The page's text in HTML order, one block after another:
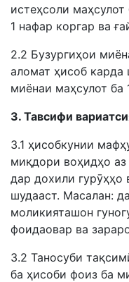
истеҳсоли
1 нафар коргар ва
2.2 Бузургиҳои
аломат ҳисоб карда
миёнаи маҳсулот ба
3. Тавсифи
3.1 ҳисобкунии
миқдори воҳидҳо аз
дар дохили
шудааст. Масалан:
моликияташон
фоидаовар ва
3.2 Таносуби
ба ҳисоби фоиз ба